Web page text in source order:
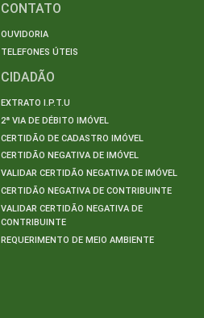
CONTATO
OUVIDORIA
TELEFONES ÚTEIS
CIDADÃO
EXTRATO I.P.T.U
2ª VIA DE DÉBITO IMÓVEL
CERTIDÃO DE CADASTRO IMÓVEL
CERTIDÃO NEGATIVA DE IMÓVEL
VALIDAR CERTIDÃO NEGATIVA DE IMÓVEL
CERTIDÃO NEGATIVA DE CONTRIBUINTE
VALIDAR CERTIDÃO NEGATIVA DE
CONTRIBUINTE
REQUERIMENTO DE MEIO AMBIENTE